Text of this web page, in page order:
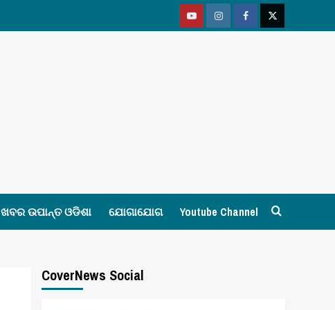
YoutubeVimeoFacebookTwitter
ଖବର ଉପାନ୍ତ ଓଡିଶା ଯୋଗାଯୋଗ Youtube Channel
CoverNews Social